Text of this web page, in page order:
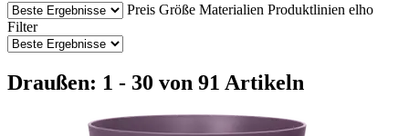
Preis Größe Materialien Produktlinien elho
Filter
Draußen: 1 - 30 von 91 Artikeln